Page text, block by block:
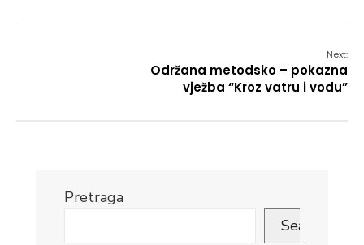
Next:
Održana metodsko – pokazna
vježba “Kroz vatru i vodu”
Pretraga
Search